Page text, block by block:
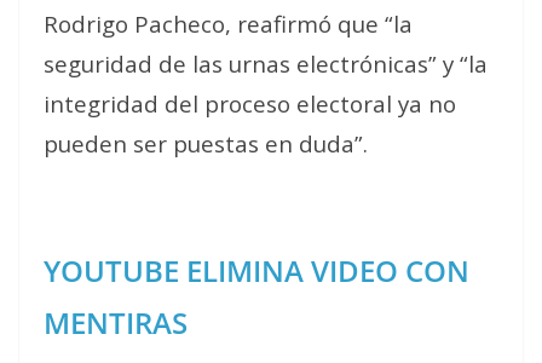
Rodrigo Pacheco, reafirmó que “la
seguridad de las urnas electrónicas” y “la
integridad del proceso electoral ya no
pueden ser puestas en duda”.
YOUTUBE ELIMINA VIDEO CON
MENTIRAS